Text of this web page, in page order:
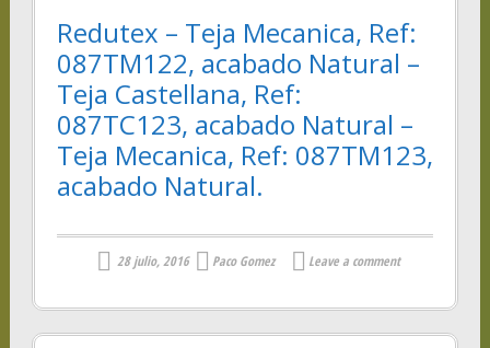
Redutex – Teja Mecanica, Ref:
087TM122, acabado Natural –
Teja Castellana, Ref:
087TC123, acabado Natural –
Teja Mecanica, Ref: 087TM123,
acabado Natural.
28 julio, 2016 Paco Gomez Leave a comment